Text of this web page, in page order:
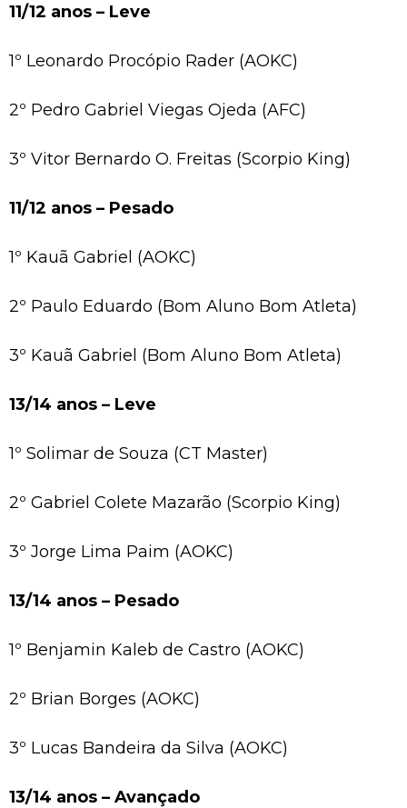
11/12 anos – Leve
1º Leonardo Procópio Rader (AOKC)
2º Pedro Gabriel Viegas Ojeda (AFC)
3º Vitor Bernardo O. Freitas (Scorpio King)
11/12 anos – Pesado
1º Kauã Gabriel (AOKC)
2º Paulo Eduardo (Bom Aluno Bom Atleta)
3º Kauã Gabriel (Bom Aluno Bom Atleta)
13/14 anos – Leve
1º Solimar de Souza (CT Master)
2º Gabriel Colete Mazarão (Scorpio King)
3º Jorge Lima Paim (AOKC)
13/14 anos – Pesado
1º Benjamin Kaleb de Castro (AOKC)
2º Brian Borges (AOKC)
3º Lucas Bandeira da Silva (AOKC)
13/14 anos – Avançado